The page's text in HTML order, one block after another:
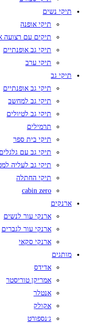
תיקי נשים
תיקי אופנה
תיקים עם רצועה
תיקי גב אופנתיים
תיקי ערב
תיקי גב
תיקי גב אופנתיים
תיקי גב למחשב
תיקי גב לטיולים
תרמילים
תיקי בית ספר
תיקי גב עם גלגלים
תיקי גב לעליה
תיקי החתלה
cabin zero
ארנקים
ארנקי עור לנשים
ארנקי עור לגברים
ארנקי סקאי
מותגים
אדידס
אמריקן טוריסטר
אנטלר
אקולק
ג׳נספורט